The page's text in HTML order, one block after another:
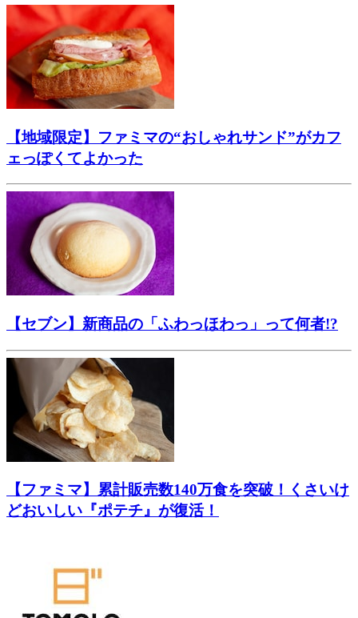
【地域限定】ファミマの“おしゃれサンド”がカフ
ェっぽくてよかった
【セブン】新商品の「ふわっほわっ」って何者!?
【ファミマ】累計販売数140万食を突破！くさいけ
どおいしい『ポテチ』が復活！